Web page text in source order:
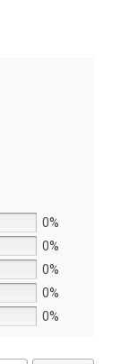
0%
0%
0%
0%
0%